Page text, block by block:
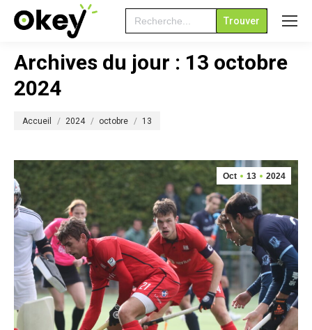
Search
for:
Archives du jour : 13 octobre
2024
Accueil 2024 octobre 13
Oct 13 2024